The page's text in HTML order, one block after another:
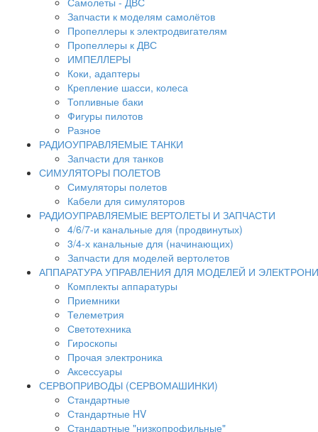
Запчасти к моделям самолётов
Пропеллеры к электродвигателям
Пропеллеры к ДВС
ИМПЕЛЛЕРЫ
Коки, адаптеры
Крепление шасси, колеса
Топливные баки
Фигуры пилотов
Разное
РАДИОУПРАВЛЯЕМЫЕ ТАНКИ
Запчасти для танков
СИМУЛЯТОРЫ ПОЛЕТОВ
Симуляторы полетов
Кабели для симуляторов
РАДИОУПРАВЛЯЕМЫЕ ВЕРТОЛЕТЫ И ЗАПЧАСТИ
4/6/7-и канальные для (продвинутых)
3/4-х канальные для (начинающих)
Запчасти для моделей вертолетов
АППАРАТУРА УПРАВЛЕНИЯ ДЛЯ МОДЕЛЕЙ И
Комплекты аппаратуры
Приемники
Телеметрия
Светотехника
Гироскопы
Прочая электроника
Аксессуары
СЕРВОПРИВОДЫ (СЕРВОМАШИНКИ)
Стандартные
Стандартные HV
Стандартные "низкопрофильные"